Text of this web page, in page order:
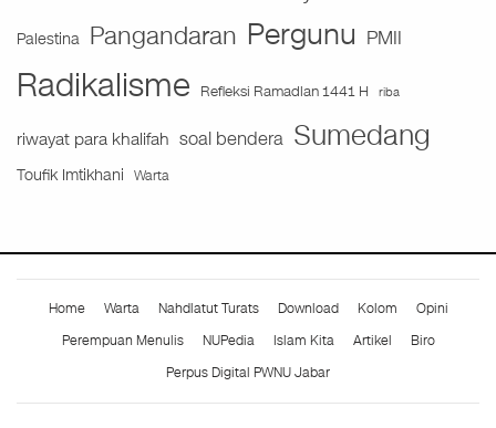
Palestina Pangandaran Pergunu PMII
Radikalisme Refleksi Ramadlan 1441 H riba
riwayat para khalifah soal bendera Sumedang
Toufik Imtikhani Warta
Home Warta Nahdlatut Turats Download Kolom
Opini
Perempuan Menulis
NUPedia Islam Kita Artikel
Biro
Perpus Digital PWNU Jabar